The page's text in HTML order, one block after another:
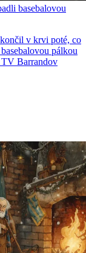
basebalovou
v krvi poté, co
pálkou
TV Barrandov